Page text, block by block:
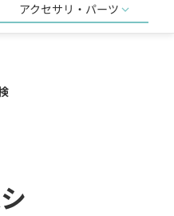
アクセサリ・パーツ